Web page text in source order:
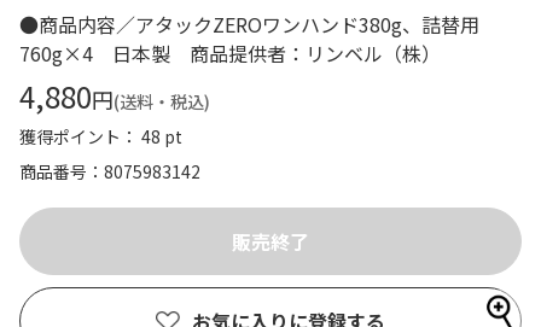
●商品内容／アタックZEROワンハンド380g、詰替用
760g×4 日本製 商品提供者：リンベル（株）
4,880円(送料・税込)
獲得ポイント： 48 pt
商品番号
8075983142
お気に入りに登録する